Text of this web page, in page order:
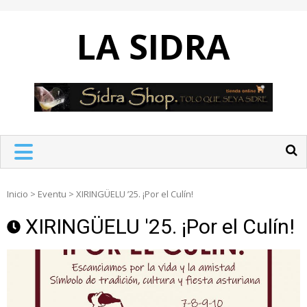
LA SIDRA
Inicio > Eventu > XIRINGÜELU ’25. ¡Por el Culín!
XIRINGÜELU '25. ¡Por el Culín!